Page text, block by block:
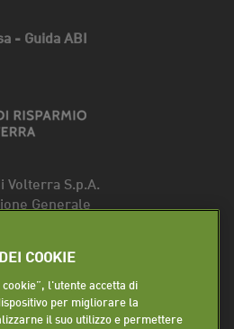
- Guida ABI
Volterra S.p.A.
Generale
COOKIE
l'utente accetta di
per migliorare la
il suo utilizzo e permettere